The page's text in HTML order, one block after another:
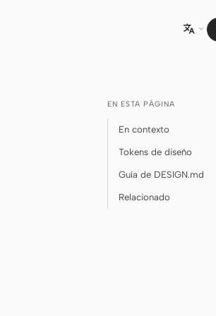

EN ESTA PÁGINA
En contexto
Tokens de diseño
Guía de DESIGN.md
Relacionado